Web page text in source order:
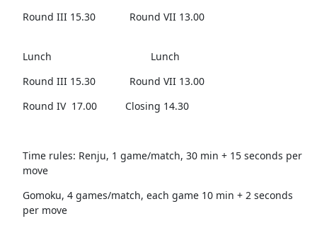
Round III 15.30 Round VII 13.00
Lunch Lunch
Round III 15.30 Round VII 13.00
Round IV 17.00 Closing 14.30
Time rules: Renju, 1 game/match, 30 min + 15 seconds per
move
Gomoku, 4 games/match, each game 10 min + 2 seconds
per move